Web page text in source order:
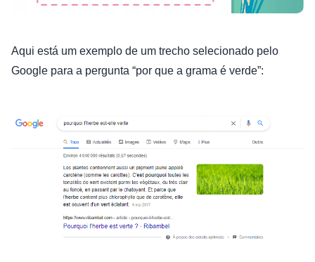
Aqui está um exemplo de um trecho selecionado pelo
Google para a pergunta “por que a grama é verde”: